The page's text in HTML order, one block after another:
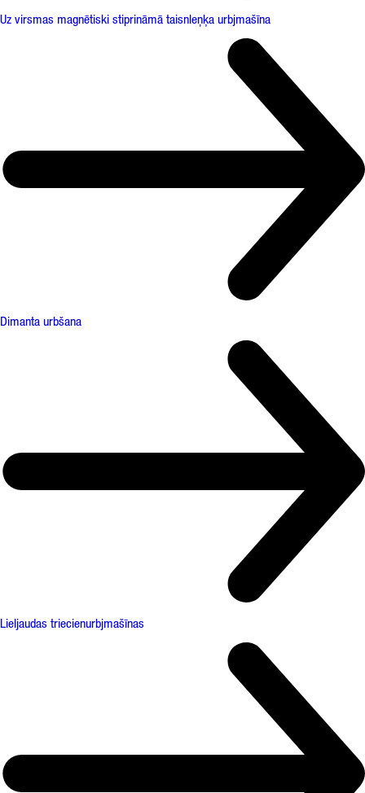
Uz virsmas magnētiski stiprināmā taisnleņķa urbjmašīna
Dimanta urbšana
Lieljaudas triecienurbjmašīnas